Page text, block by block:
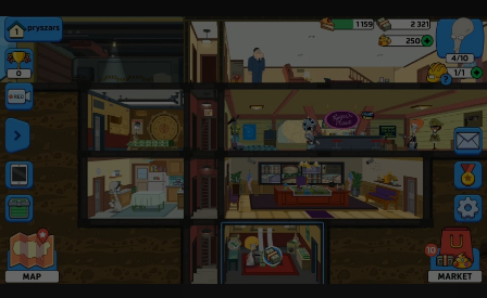
muito tempo. O estilo artístico é consistentemente inconsistente,
com alguns personagens bem desenhados e outros muito feios -
algo que se aplica tanto aos cidadãos quanto aos monstros. O
jogo também tem um número surpreendente de diálogos com voz,
mas nenhum dos personagens consegue concordar com a
pronúncia de "Portia". E, apesar de ter sido portado do PC e dos
consoles, não há suporte para controles, embora tenha um recurso
decente de caminho automático, o que ajuda bastante. My Time at
Portia é um jogo premium de US$ 7,99 com iAPs cosméticos e
horas de conteúdo a ser descoberto, o que é ótimo para quem
procura um simulador detalhado da vida na cidade no celular. Só
não espere uma experiência como a de Stardew Valley ou Harvest